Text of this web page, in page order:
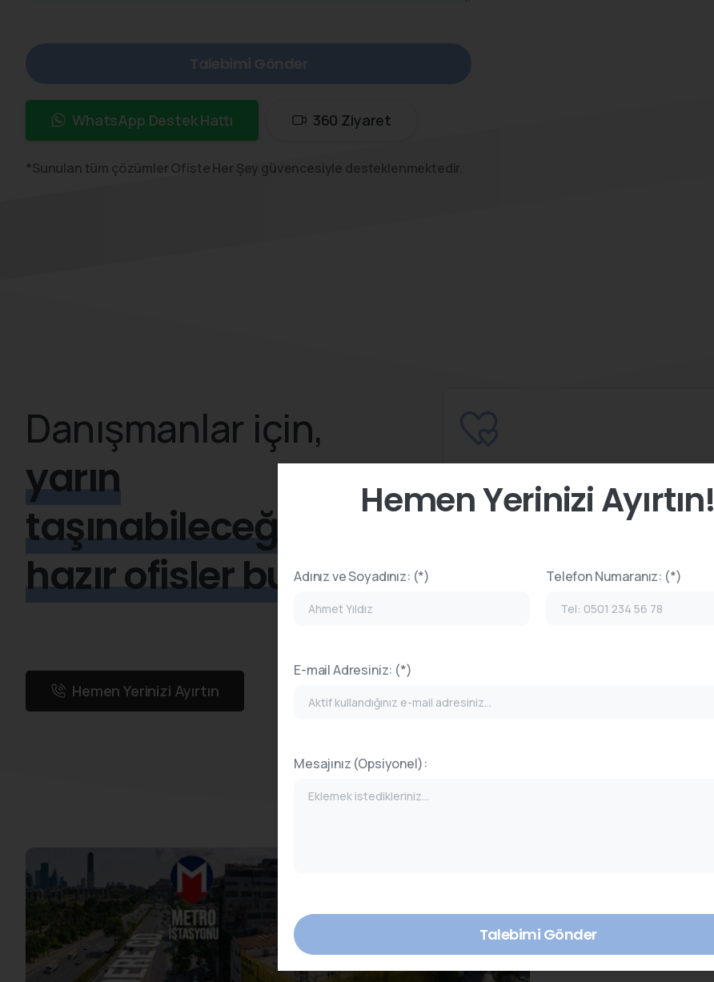
WhatsApp Destek Hattı 360 Ziyaret
*Sunulan tüm çözümler Ofiste Her Şey güvencesiyle desteklenmektedir.
Danışmanlar için,
yarın
taşınabileceğiniz
hazır ofisler burada!
Hemen Yerinizi Ayırtın
Metro ile Kolay Ulaşım
Hemen Yerinizi Ayırtın!
Adınız ve Soyadınız: (*) Telefon Numaranız: (*)
E-mail Adresiniz: (*)
Mesajınız (Opsiyonel):